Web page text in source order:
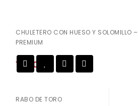
CHULETERO CON HUESO Y SOLOMILLO –
PREMIUM
19,50 €
RABO DE TORO